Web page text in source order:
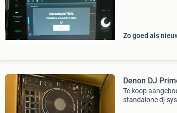
Zo goed als
Denon DJ
Te koop
standalone dj-